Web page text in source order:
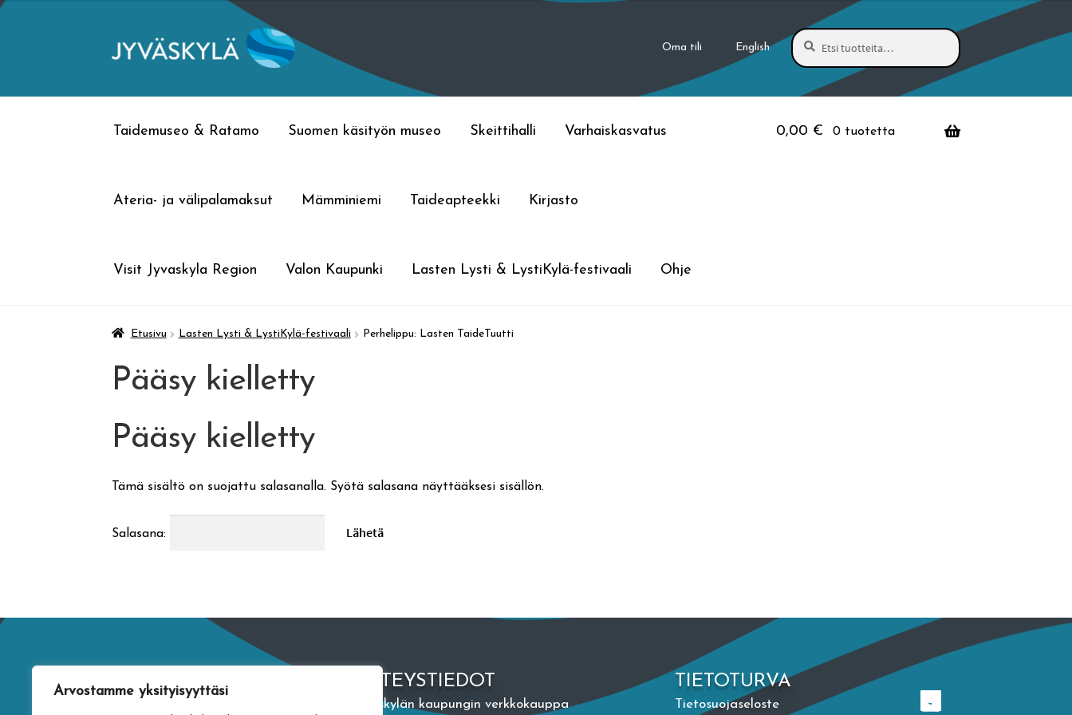
Arvostamme yksityisyyttäsi
Siirry
Siirry
Oma tili English
Etsi:
Haku
Taidemuseo & Ratamo Suomen käsityön museo Skeittihalli Varhaiskasvatus
Ateria- ja välipalamaksut Mämminiemi Taideapteekki Kirjasto
Visit Jyvaskyla Region Valon Kaupunki Lasten Lysti & LystiKylä-festivaali Ohje
0,00 € 0 tuotetta
Etusivu Lasten Lysti & LystiKylä-festivaali Perhelippu: Lasten TaideTuutti
Pääsy kielletty
Pääsy kielletty
Tämä sisältö on suojattu salasanalla. Syötä salasana näyttääksesi sisällön.
Salasana:
YHTEYSTIEDOT
Jyväskylän kaupungin verkkokauppa
TIETOTURVA
Tietosuojaseloste